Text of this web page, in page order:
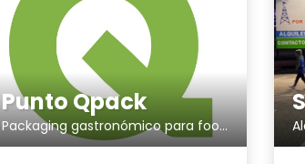
Punto Qpack
Packaging gastronómico para food trucks y eventos